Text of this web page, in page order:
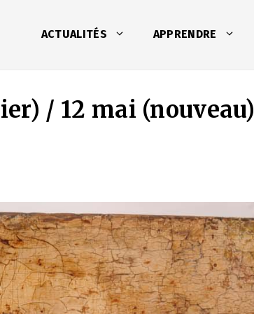
ACTUALITÉS APPRENDRE
/ 12 mai (nouveau)